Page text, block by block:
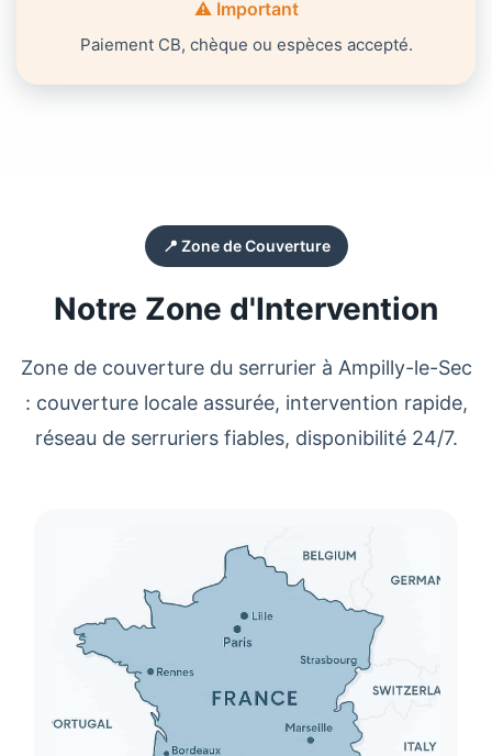
⚠️ Important
Paiement CB, chèque ou espèces accepté.
📍 Zone de Couverture
Notre Zone d'Intervention
Zone de couverture du serrurier à Ampilly-le-Sec
: couverture locale assurée, intervention rapide,
réseau de serruriers fiables, disponibilité 24/7.